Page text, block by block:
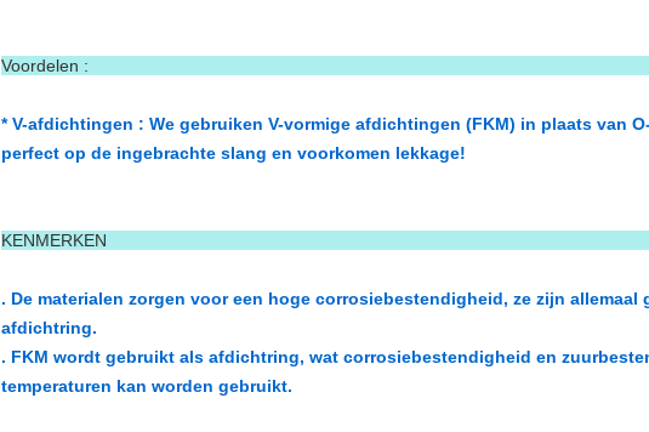
* V-afdichtingen : We gebruiken V-vormige afdichtingen (FKM) in plaats van
perfect op de ingebrachte slang en voorkomen lekkage!
. De materialen zorgen voor een hoge corrosiebestendigheid, ze zijn allemaal
afdichtring.
. FKM wordt gebruikt als afdichtring, wat corrosiebestendigheid en
temperaturen kan worden gebruikt.